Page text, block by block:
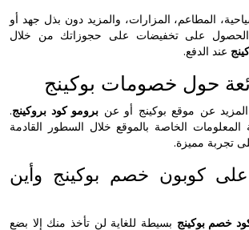
المطاعم، المزارات، والمزيد دون بذل جهد أو
على تخفيضات على حجوزاتك من خلال
عند الدفع.
حول خصومات بوكينج
عن موقع بوكينج أو عن برومو كود بروكينج.
الخاصة بالموقع خلال السطور القادمة
تجربة مميزة.
كوبون خصم بوكينج وأين
خصم بوكينج بسيطة للغاية لن تأخذ منك إلا بضع